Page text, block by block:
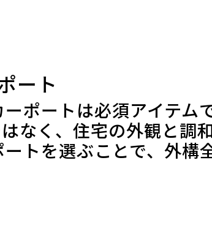
ート
ポートは必須アイテム
なく、住宅の外観と調
トを選ぶことで、外構